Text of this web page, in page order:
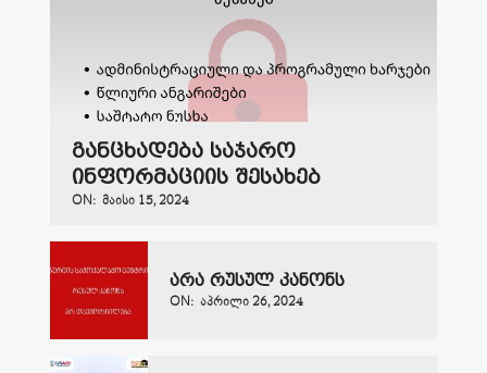
განცხადება საჯარო
ინფორმაციის შესახებ
ON: ᲛᲐᲘᲡᲘ 15, 2024
არა რუსულ კანონს
ON: ᲐᲞᲠᲘᲚᲘ 26, 2024